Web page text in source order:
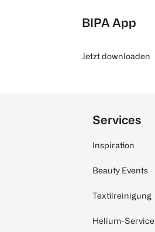
BIPA App
Jetzt downloaden
Services
Inspiration
Beauty Events
Textilreinigung
Helium-Service